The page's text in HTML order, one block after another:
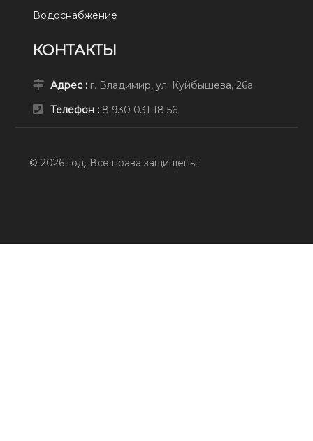
Водоснабжение
КОНТАКТЫ
Адрес : г. Владимир, ул. Куйбышева, 26а.
Телефон : 8 930 031 18 56
© 2026 год. Все права защищены.